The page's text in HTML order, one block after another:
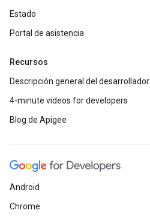
Estado
Portal de asistencia
Recursos
Descripción general del desarrollador
4-minute videos for developers
Blog de Apigee
Android
Chrome